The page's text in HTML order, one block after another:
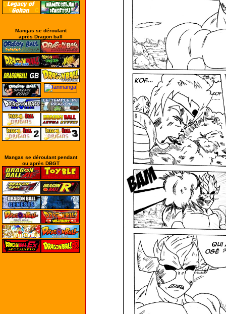
Mangas se déroulant
après Dragon ball
Mangas se déroulant pendant
ou après DBGT